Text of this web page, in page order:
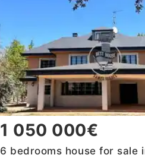
1 050 000€
6 bedrooms house for sale